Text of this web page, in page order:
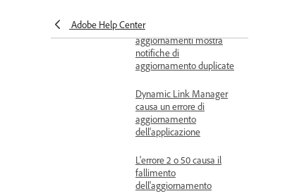
Adobe Help CenterIl gestore degli
aggiornamenti mostra
notifiche di
aggiornamento duplicate
Dynamic Link Manager
causa un errore di
aggiornamento
dell'applicazione
L'errore 2 o 50 causa il
fallimento
dell'aggiornamento